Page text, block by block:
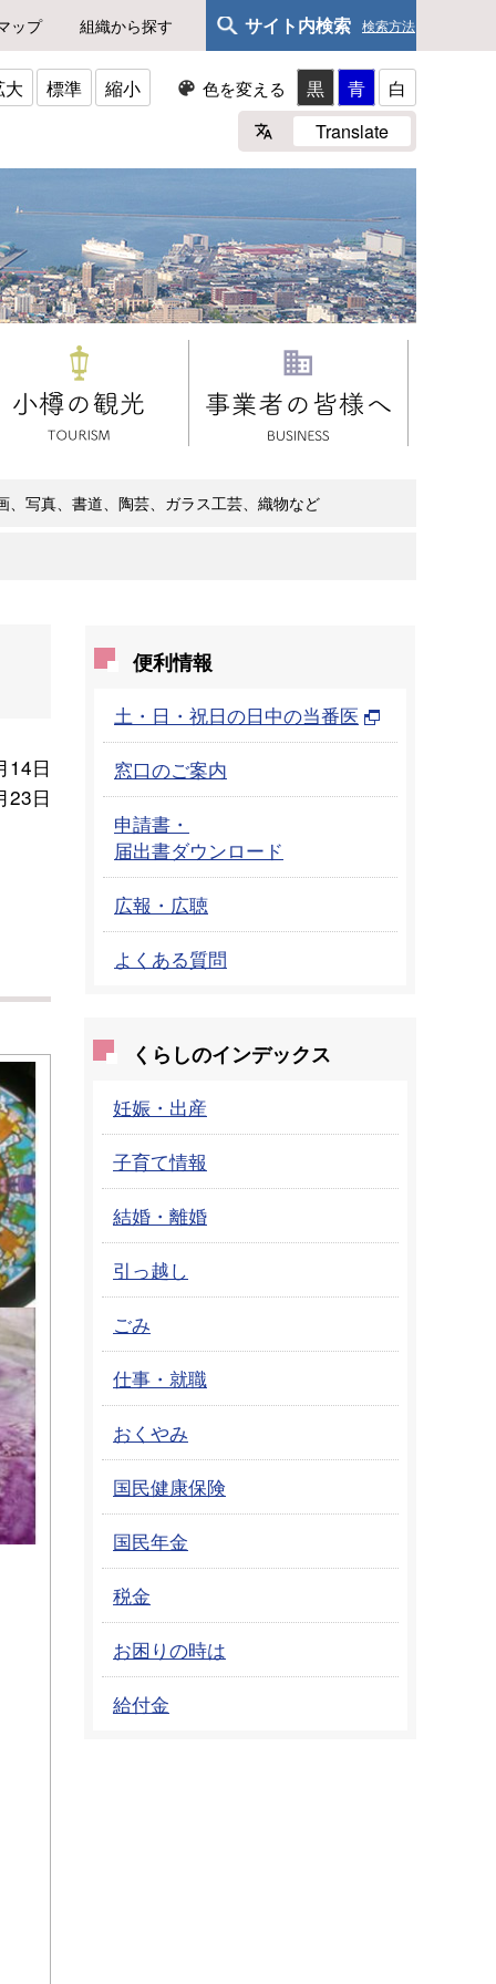
ップ 組織から探す サイト内検索 検索方法
大 標準 縮小 色を変える 黒 青
白
Translate
、写真、書道、陶芸、ガラス工芸、織物など
14日
23日
便利情報
土・日・祝日の日中の当番医
窓口のご案内
申請書・
届出書ダウンロード
広報・広聴
よくある質問
くらしのインデックス
妊娠・出産
子育て情報
結婚・離婚
引っ越し
ごみ
仕事・就職
おくやみ
国民健康保険
国民年金
税金
お困りの時は
給付金